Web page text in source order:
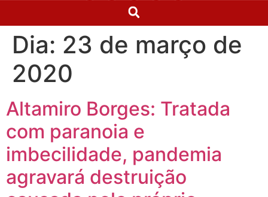
Dia: 23 de março de
2020
Altamiro Borges: Tratada
com paranoia e
imbecilidade, pandemia
agravará destruição